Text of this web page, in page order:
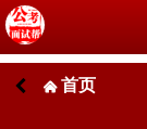
󰄫 首页